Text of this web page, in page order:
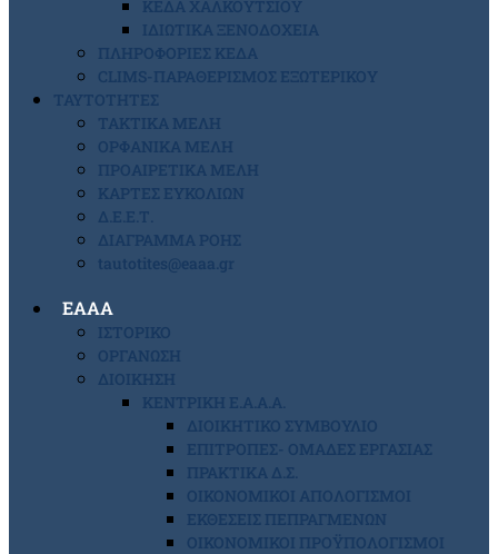
ΚΕΔΑ ΧΑΛΚΟΥΤΣΙΟΥ
ΙΔΙΩΤΙΚΑ ΞΕΝΟΔΟΧΕΙΑ
ΠΛΗΡΟΦΟΡΙΕΣ ΚΕΔΑ
CLIMS-ΠΑΡΑΘΕΡΙΣΜΟΣ ΕΞΩΤΕΡΙΚΟΥ
ΤΑΥΤΟΤΗΤΕΣ
ΤΑΚΤΙΚΑ ΜΕΛΗ
ΟΡΦΑΝΙΚΑ ΜΕΛΗ
ΠΡΟΑΙΡΕΤΙΚΑ ΜΕΛΗ
ΚΑΡΤΕΣ ΕΥΚΟΛΙΩΝ
Δ.Ε.Ε.Τ.
ΔΙΑΓΡΑΜΜΑ ΡΟΗΣ
tautotites@eaaa.gr
ΕΑΑΑ
ΙΣΤΟΡΙΚΟ
ΟΡΓΑΝΩΣΗ
ΔΙΟΙΚΗΣΗ
ΚΕΝΤΡΙΚΗ Ε.Α.Α.Α.
ΔΙΟΙΚΗΤΙΚΟ ΣΥΜΒΟΥΛΙΟ
ΕΠΙΤΡΟΠΕΣ- ΟΜΑΔΕΣ ΕΡΓΑΣΙΑΣ
ΠΡΑΚΤΙΚΑ Δ.Σ.
ΟΙΚΟΝΟΜΙΚΟΙ ΑΠΟΛΟΓΙΣΜΟΙ
ΕΚΘΕΣΕΙΣ ΠΕΠΡΑΓΜΕΝΩΝ
ΟΙΚΟΝΟΜΙΚΟΙ ΠΡΟΫΠΟΛΟΓΙΣΜΟΙ